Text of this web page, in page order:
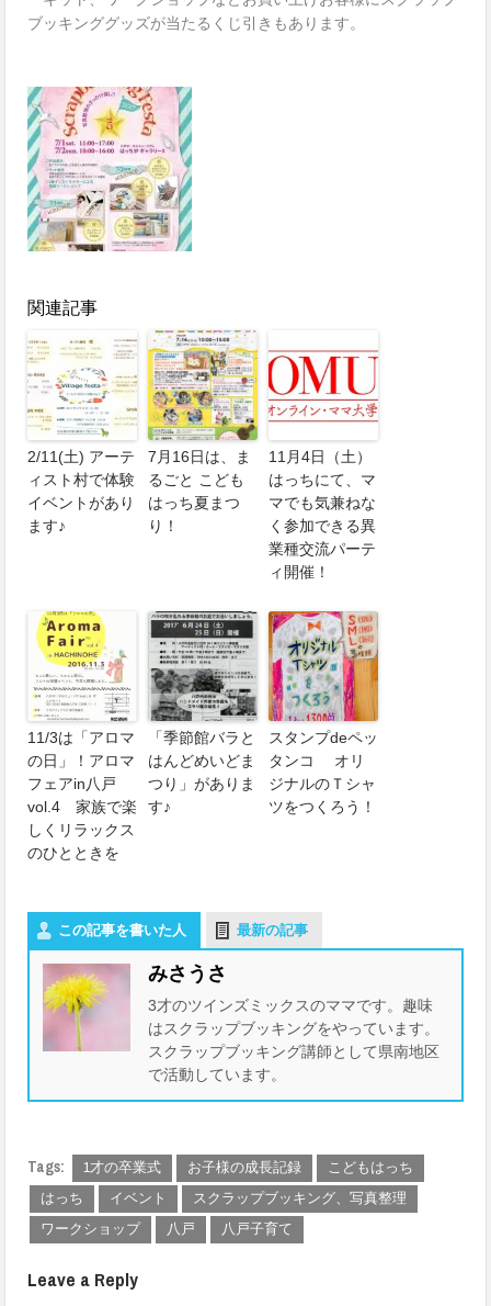
ブッキンググッズが当たるくじ引きもあります。
関連記事
2/11(土) アーテ
ィスト村で体験
イベントがあり
ます♪
7月16日は、ま
るごと こども
はっち夏まつ
り！
11月4日（土）
はっちにて、マ
マでも気兼ねな
く参加できる異
業種交流パーテ
ィ開催！
11/3は「アロマ
の日」！アロマ
フェアin八戸
vol.4 家族で楽
しくリラックス
のひとときを
「季節館バラと
はんどめいどま
つり」がありま
す♪
スタンプdeペッ
タンコ オリ
ジナルのＴシャ
ツをつくろう！
この記事を書いた人 最新の記事
みさうさ
3才のツインズミックスのママです。趣味
はスクラップブッキングをやっています。
スクラップブッキング講師として県南地区
で活動しています。
Tags: 1才の卒業式 お子様の成長記録
こどもはっち
はっち
イベント
スクラップブッキング、写真整理
ワークショップ
八戸 八戸子育て
Leave a Reply